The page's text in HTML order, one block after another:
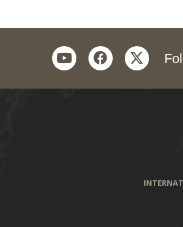
twitter
facebook
youtube